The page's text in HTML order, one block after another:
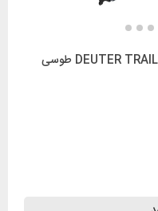
کوله پشتی 20 لیتری دیوتر مدل DEUTER TRAIL 20 SL طوسی